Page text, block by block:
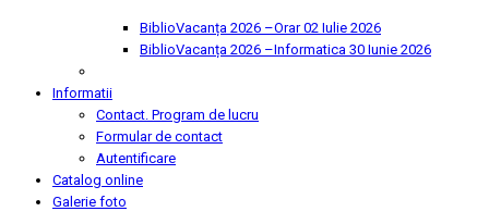
BiblioVacanța 2026 –Orar02 Iulie 2026
BiblioVacanța 2026 –Informatica 30 Iunie 2026
Informatii
Contact. Program de lucru
Formular de contact
Autentificare
Catalog online
Galerie foto